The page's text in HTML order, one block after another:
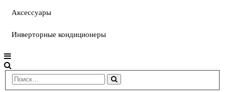
Аксессуары
Инверторные кондиционеры